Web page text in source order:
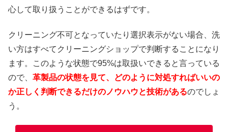
心して取り扱うことができるはずです。
クリーニング不可となっていたり選択表示がない場合、洗
い方はすべてクリーニングショップで判断することになり
ます。このような状態で95%は取扱いできると言っている
ので、 革製品の状態を見て、どのように対処すればいいの
か正しく判断できるだけのノウハウと技術があるのでしょ
う。